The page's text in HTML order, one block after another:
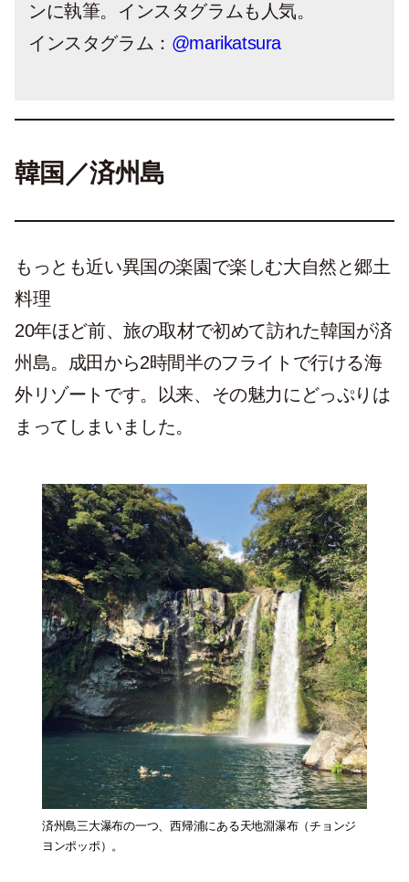
ンに執筆。インスタグラムも人気。
インスタグラム： @marikatsura
韓国／済州島
もっとも近い異国の楽園で楽しむ大自然と郷土
料理
20年ほど前、旅の取材で初めて訪れた韓国が済
州島。成田から2時間半のフライトで行ける海
外リゾートです。以来、その魅力にどっぷりは
まってしまいました。
済州島三大瀑布の一つ、西帰浦にある天地淵瀑布（チョンジ
ヨンポッポ）。